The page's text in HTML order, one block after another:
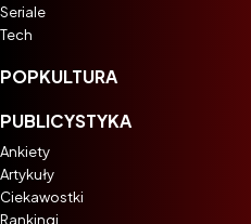
Seriale
Tech
POPKULTURA
PUBLICYSTYKA
Ankiety
Artykuły
Ciekawostki
Rankingi